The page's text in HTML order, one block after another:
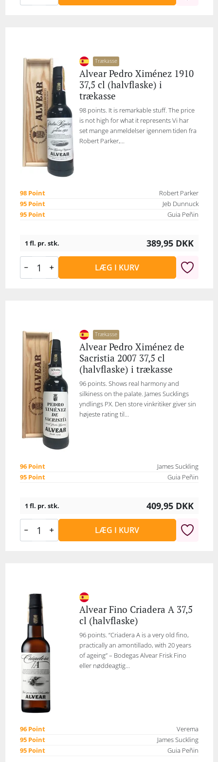
Trækasse
Alvear Pedro Ximénez 1910
37,5 cl (halvflaske) i
trækasse
98 points. It is remarkable stuff. The price
is not high for what it represents Vi har
set mange anmeldelser igennem tiden fra
Robert Parker,...
98 Point
Robert Parker
95 Point
Jeb Dunnuck
95 Point
Guia Peñin
1 fl. pr. stk. 389,95 DKK
LÆG I KURV
Trækasse
Alvear Pedro Ximénez de
Sacristia 2007 37,5 cl
(halvflaske) i trækasse
96 points. Shows real harmony and
silkiness on the palate. James Sucklings
yndlings PX. Den store vinkritiker giver sin
højeste rating til...
96 Point
James Suckling
95 Point
Guia Peñin
1 fl. pr. stk. 409,95 DKK
LÆG I KURV
Alvear Fino Criadera A 37,5
cl (halvflaske)
96 points. “Criadera A is a very old fino,
practically an amontillado, with 20 years
of ageing” – Bodegas Alvear Frisk Fino
eller nøddeagtig...
96 Point
Verema
95 Point
James Suckling
95 Point
Guia Peñin